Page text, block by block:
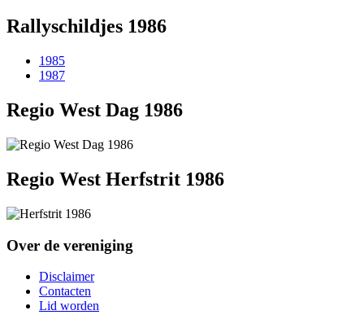
Rallyschildjes 1986
1985
1987
Regio West Dag 1986
Regio West Herfstrit 1986
Over de vereniging
Disclaimer
Contacten
Lid worden